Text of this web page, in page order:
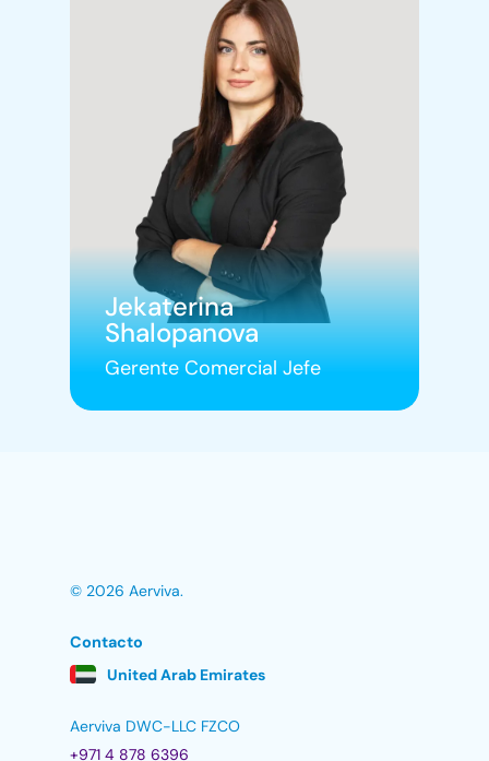
Jekaterina
Shalopanova
Gerente Comercial Jefe
© 2026 Aerviva.
Contacto
United Arab Emirates
Aerviva DWC-LLC FZCO
+971 4 878 6396